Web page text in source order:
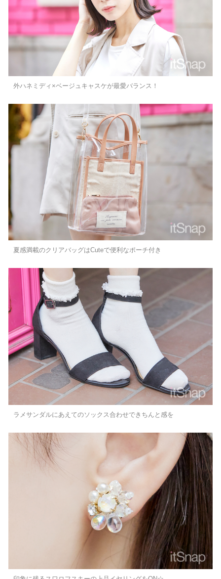
外ハネミディ×ベージュキャスケが最愛バランス！
夏感満載のクリアバッグはCuteで便利なポーチ付き
ラメサンダルにあえてのソックス合わせできちんと感を